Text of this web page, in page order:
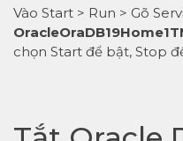
Vào Start > Run > Gõ
chọn Start để bật, Stop